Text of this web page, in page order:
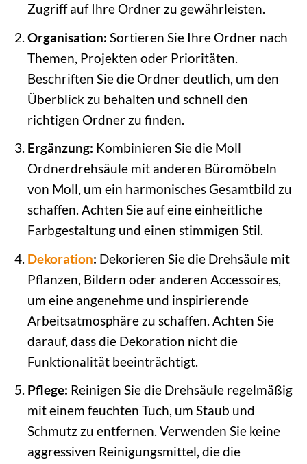
Zugriff auf Ihre Ordner zu gewährleisten.
Organisation: Sortieren Sie Ihre Ordner nach
Themen, Projekten oder Prioritäten.
Beschriften Sie die Ordner deutlich, um den
Überblick zu behalten und schnell den
richtigen Ordner zu finden.
Ergänzung: Kombinieren Sie die Moll
Ordnerdrehsäule mit anderen Büromöbeln
von Moll, um ein harmonisches Gesamtbild zu
schaffen. Achten Sie auf eine einheitliche
Farbgestaltung und einen stimmigen Stil.
Dekoration: Dekorieren Sie die Drehsäule mit
Pflanzen, Bildern oder anderen Accessoires,
um eine angenehme und inspirierende
Arbeitsatmosphäre zu schaffen. Achten Sie
darauf, dass die Dekoration nicht die
Funktionalität beeinträchtigt.
Pflege: Reinigen Sie die Drehsäule regelmäßig
mit einem feuchten Tuch, um Staub und
Schmutz zu entfernen. Verwenden Sie keine
aggressiven Reinigungsmittel, die die